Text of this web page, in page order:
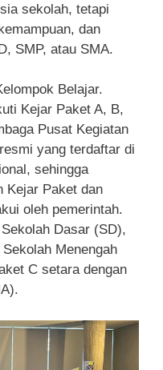
sekolah, tetapi
dan
SMP, atau SMA.
Belajar.
Kejar Paket A, B,
Pusat Kegiatan
yang terdaftar di
sehingga
Kejar Paket dan
oleh pemerintah.
Dasar (SD),
Menengah
C setara dengan